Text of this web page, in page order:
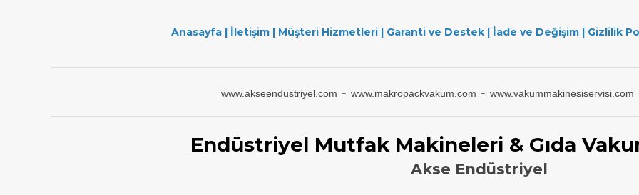
Anasayfa | İletişim | Müşteri Hizmetleri | Garanti ve Destek | İade ve Değişim | Gizlilik
www.akseendustriyel.com - www.makropackvakum.com - www.vakummakinesiservisi.com
Endüstriyel Mutfak Makineleri & Gıda
Akse Endüstriyel